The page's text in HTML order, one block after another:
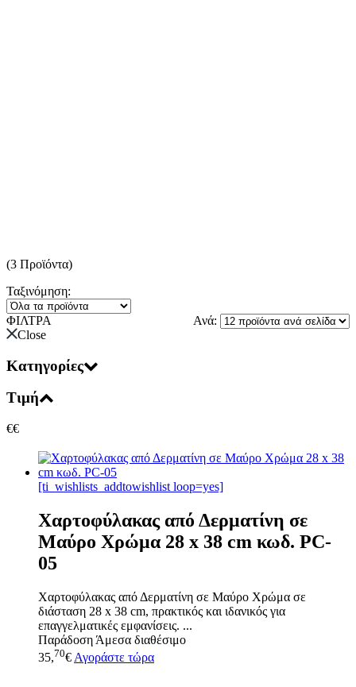
(3 Προϊόντα)
Ταξινόμηση:
Ανά:
ΦΙΛΤΡΑ
Close
Κατηγορίες
Τιμή
€€
[ti_wishlists_addtowishlist loop=yes]
Χαρτοφύλακας από Δερματίνη σε
Μαύρο Χρώμα 28 x 38 cm κωδ. PC-
05
Χαρτοφύλακας από Δερματίνη σε Μαύρο Χρώμα σε
διάσταση 28 x 38 cm, πρακτικός και ιδανικός για
επαγγελματικές εμφανίσεις. ...
Παράδοση Άμεσα διαθέσιμο
35,70€ Αγοράστε τώρα